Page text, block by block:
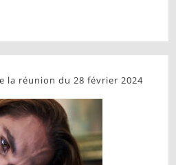
la réunion du 28 février 2024